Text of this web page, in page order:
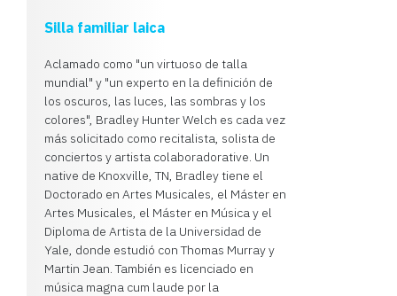
Silla familiar laica
Aclamado como "un virtuoso de talla
mundial" y "un experto en la definición de
los oscuros, las luces, las sombras y los
colores", Bradley Hunter Welch es cada vez
más solicitado como recitalista, solista de
conciertos y artista colaboradorative. Un
native de Knoxville, TN, Bradley tiene el
Doctorado en Artes Musicales, el Máster en
Artes Musicales, el Máster en Música y el
Diploma de Artista de la Universidad de
Yale, donde estudió con Thomas Murray y
Martin Jean. También es licenciado en
música magna cum laude por la